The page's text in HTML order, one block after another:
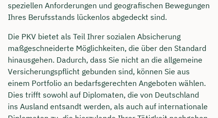
speziellen Anforderungen und geografischen Bewegungen
Ihres Berufsstands lückenlos abgedeckt sind.
Die PKV bietet als Teil Ihrer sozialen Absicherung
maßgeschneiderte Möglichkeiten, die über den Standard
hinausgehen. Dadurch, dass Sie nicht an die allgemeine
Versicherungspflicht gebunden sind, können Sie aus
einem Portfolio an bedarfsgerechten Angeboten wählen.
Dies trifft sowohl auf Diplomaten, die von Deutschland
ins Ausland entsandt werden, als auch auf internationale